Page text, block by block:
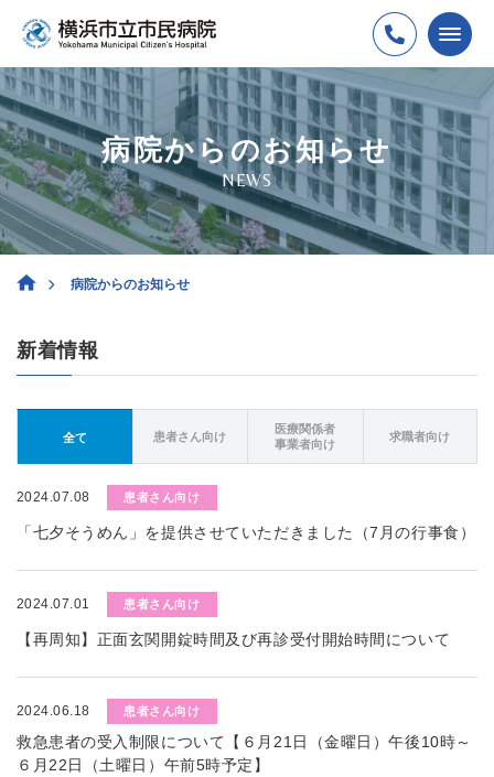
病院からのお知らせ
NEWS
病院からのお知らせ
新着情報
全て 患者さん向け
医療関係者
事業者向け
求職者向け
2024.07.08 患者さん向け
「七夕そうめん」を提供させていただきました（7月の行事食）
2024.07.01 患者さん向け
【再周知】正面玄関開錠時間及び再診受付開始時間について
2024.06.18 患者さん向け
救急患者の受入制限について【６月21日（金曜日）午後10時～
６月22日（土曜日）午前5時予定】